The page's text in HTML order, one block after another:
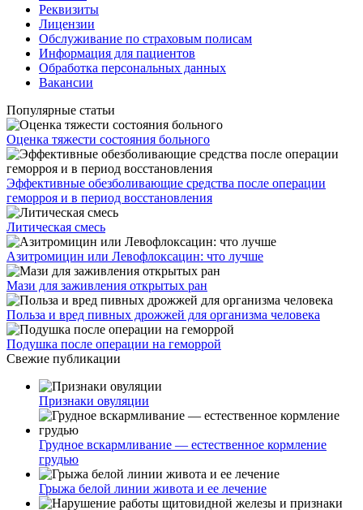
Реквизиты
Лицензии
Обслуживание по страховым полисам
Информация для пациентов
Обработка персональных данных
Вакансии
Популярные статьи
Оценка тяжести состояния больного
Эффективные обезболивающие средства после операции
геморроя и в период восстановления
Литическая смесь
Азитромицин или Левофлоксацин: что лучше
Мази для заживления открытых ран
Польза и вред пивных дрожжей для организма человека
Подушка после операции на геморрой
Свежие публикации
Признаки овуляции
Грудное вскармливание — естественное кормление
грудью
Грыжа белой линии живота и ее лечение